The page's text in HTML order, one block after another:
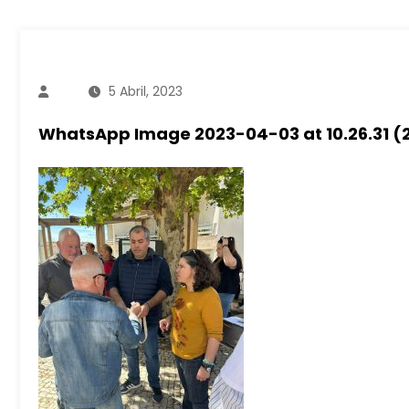
5 Abril, 2023
WhatsApp Image 2023-04-03 at 10.26.31